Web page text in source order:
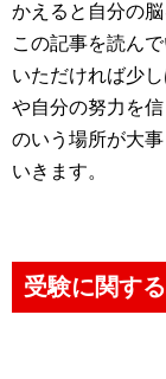
かえると自分の
この記事を読ん
いただければ少
や自分の努力を
のいう場所が大
いきます。
受験に関する